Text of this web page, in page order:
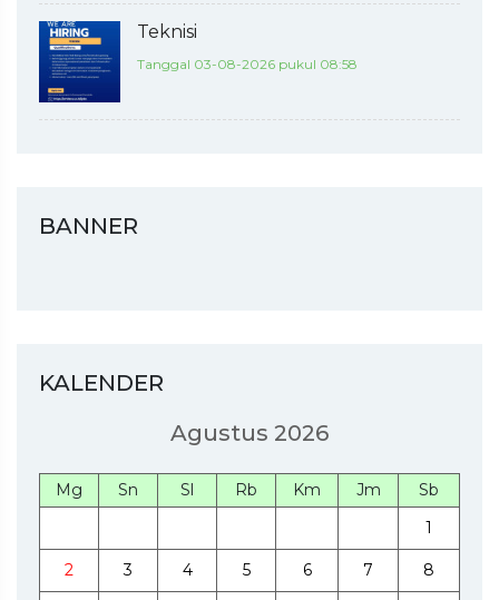
Teknisi
Tanggal 03-08-2026 pukul 08:58
BANNER
KALENDER
Agustus 2026
Mg Sn Sl Rb Km Jm
Sb
1
2 3 4 5 6 7 8